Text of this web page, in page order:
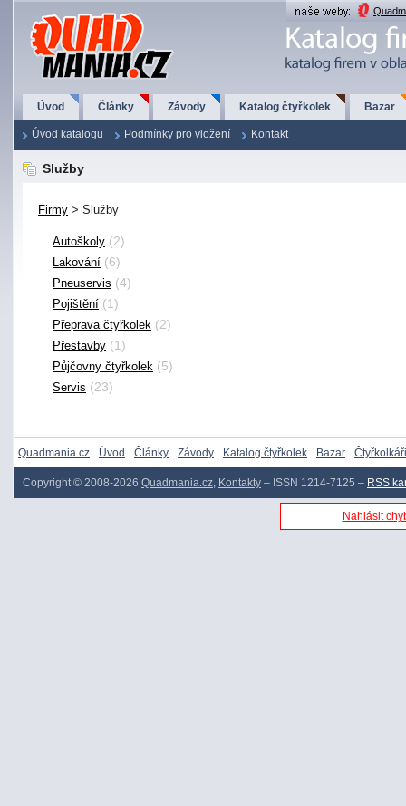
QuadMania.cz
Úvod Články Závody Katalog čtyřkolek Bazar
Úvod katalogu Podmínky pro vložení Kontakt
Služby
Firmy > Služby
Autoškoly (2)
Lakování (6)
Pneuservis (4)
Pojištění (1)
Přeprava čtyřkolek (2)
Přestavby (1)
Půjčovny čtyřkolek (5)
Servis (23)
Quadmania.cz Úvod Články Závody Katalog čtyřkolek Bazar Čtyřkolkáři
Copyright © 2008-2026 Quadmania.cz, Kontakty – ISSN 1214-7125 – RSS
Nahlásit